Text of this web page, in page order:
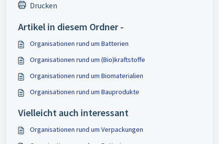
Drucken
Artikel in diesem Ordner -
Organisationen rund um Batterien
Organisationen rund um (Bio)kraftstoffe
Organisationen rund um Biomaterialien
Organisationen rund um Bauprodukte
Vielleicht auch interessant
Organisationen rund um Verpackungen